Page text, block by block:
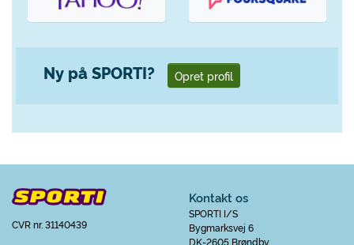
Ny på SPORTI? Opret profil
CVR nr. 31140439
Kontakt os
SPORTI I/S
Bygmarksvej 6
DK-2605 Brøndby